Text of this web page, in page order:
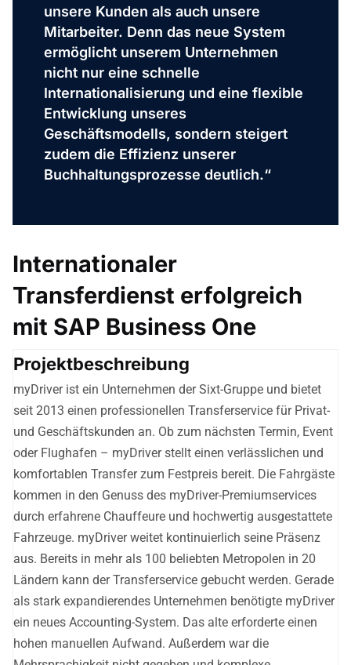
unsere Kunden als auch unsere
Mitarbeiter. Denn das neue System
ermöglicht unserem Unternehmen
nicht nur eine schnelle
Internationalisierung und eine flexible
Entwicklung unseres
Geschäftsmodells, sondern steigert
zudem die Effizienz unserer
Buchhaltungsprozesse deutlich.“
Internationaler
Transferdienst erfolgreich
mit SAP Business One
Projektbeschreibung
myDriver ist ein Unternehmen der Sixt-Gruppe und bietet
seit 2013 einen professionellen Transferservice für Privat-
und Geschäftskunden an. Ob zum nächsten Termin, Event
oder Flughafen – myDriver stellt einen verlässlichen und
komfortablen Transfer zum Festpreis bereit. Die Fahrgäste
kommen in den Genuss des myDriver-Premiumservices
durch erfahrene Chauffeure und hochwertig ausgestattete
Fahrzeuge. myDriver weitet kontinuierlich seine Präsenz
aus. Bereits in mehr als 100 beliebten Metropolen in 20
Ländern kann der Transferservice gebucht werden. Gerade
als stark expandierendes Unternehmen benötigte myDriver
ein neues Accounting-System. Das alte erforderte einen
hohen manuellen Aufwand. Außerdem war die